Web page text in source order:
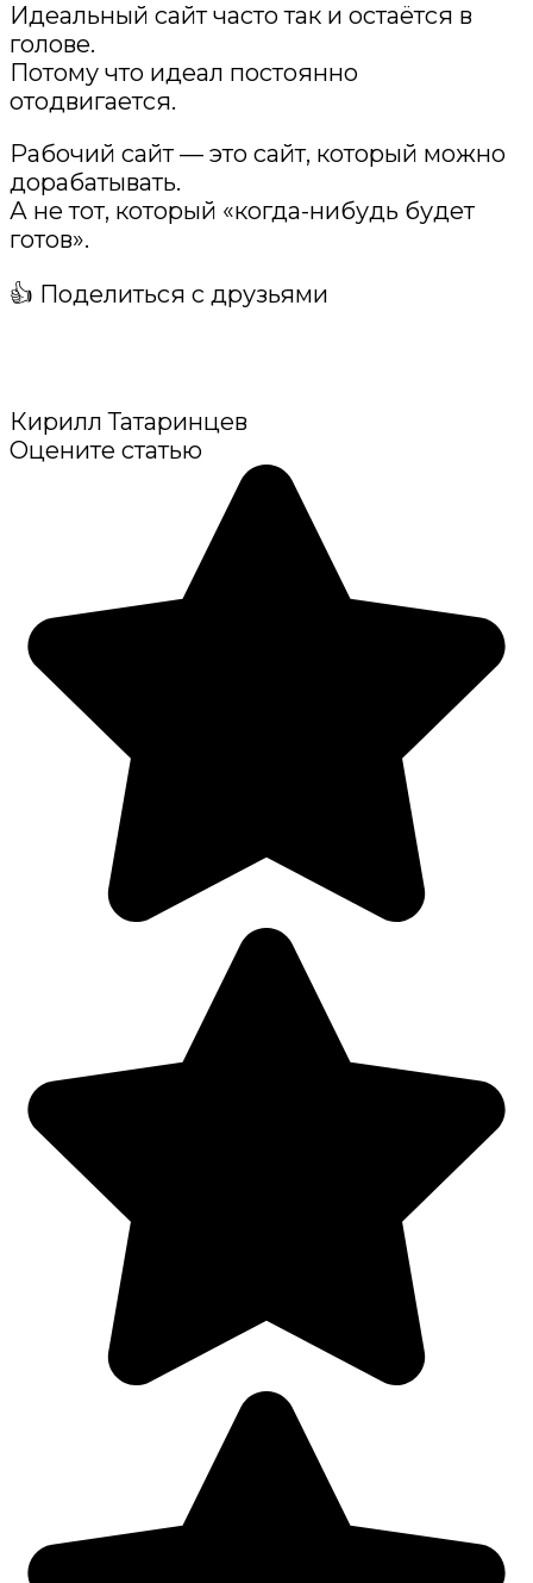
Идеальный сайт часто так и остаётся в
голове.
Потому что идеал постоянно
отодвигается.
Рабочий сайт — это сайт, который можно
дорабатывать.
А не тот, который «когда-нибудь будет
готов».
👍 Поделиться с друзьями
Кирилл Татаринцев
Оцените статью